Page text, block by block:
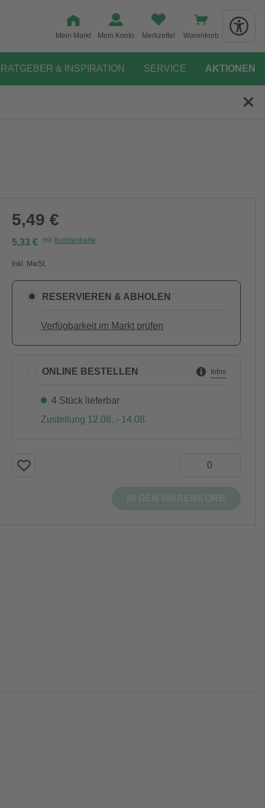
Mein Markt Mein Konto Merkzettel Warenkorb
RATGEBER & INSPIRATION SERVICE AKTIONEN
5,49 €
5,33 € mit Kundenkarte
Inkl. MwSt.
RESERVIEREN & ABHOLEN
Verfügbarkeit im Markt prüfen
ONLINE BESTELLEN Infos
4 Stück lieferbar
Zustellung 12.08. - 14.08.